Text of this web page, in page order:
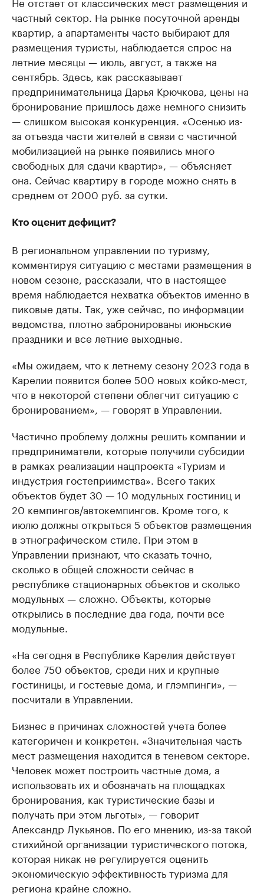
частный сектор. На рынке посуточной аренды
квартир, а апартаменты часто выбирают для
размещения туристы, наблюдается спрос на
летние месяцы — июль, август, а также на
сентябрь. Здесь, как рассказывает
предпринимательница Дарья Крючкова, цены на
бронирование пришлось даже немного снизить
— слишком высокая конкуренция. «Осенью из-
за отъезда части жителей в связи с частичной
мобилизацией на рынке появились много
свободных для сдачи квартир», — объясняет
она. Сейчас квартиру в городе можно снять в
среднем от 2000 руб. за сутки.
Кто оценит дефицит?
В региональном управлении по туризму,
комментируя ситуацию с местами размещения в
новом сезоне, рассказали, что в настоящее
время наблюдается нехватка объектов именно в
пиковые даты. Так, уже сейчас, по информации
ведомства, плотно забронированы июньские
праздники и все летние выходные.
«Мы ожидаем, что к летнему сезону 2023 года в
Карелии появится более 500 новых койко-мест,
что в некоторой степени облегчит ситуацию с
бронированием», — говорят в Управлении.
Частично проблему должны решить компании и
предприниматели, которые получили субсидии
в рамках реализации нацпроекта «Туризм и
индустрия гостеприимства». Всего таких
объектов будет 30 — 10 модульных гостиниц и
20 кемпингов/автокемпингов. Кроме того, к
июлю должны открыться 5 объектов размещения
в этнографическом стиле. При этом в
Управлении признают, что сказать точно,
сколько в общей сложности сейчас в
республике стационарных объектов и сколько
модульных — сложно. Объекты, которые
открылись в последние два года, почти все
модульные.
«На сегодня в Республике Карелия действует
более 750 объектов, среди них и крупные
гостиницы, и гостевые дома, и глэмпинги», —
посчитали в Управлении.
Бизнес в причинах сложностей учета более
категоричен и конкретен. «Значительная часть
мест размещения находится в теневом секторе.
Человек может построить частные дома, а
использовать их и обозначать на площадках
бронирования, как туристические базы и
получать при этом льготы», — говорит
Александр Лукьянов. По его мнению, из-за такой
стихийной организации туристического потока,
которая никак не регулируется оценить
экономическую эффективность туризма для
региона крайне сложно.